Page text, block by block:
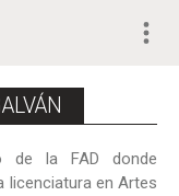
de la FAD donde
licenciatura en Artes